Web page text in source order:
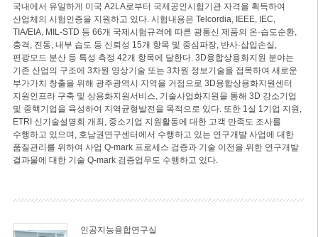
국내에서 유일하게 미국 A2LA로부터 국제공인시험기관 자격을 획득하여
산업체의 시험인증을 지원하고 있다. 시험내용은 Telcordia, IEEE, IEC,
TIA/EIA, MIL-STD 등 66개 국제시험규격에 따른 광통신 제품의 온·습도순환,
충격, 진동, 내부 습도 등 신뢰성 15개 항목 및 중심파장, 반사·삽입손실,
편광모드 분산 등 특성 측정 42개 항목에 달한다. 3D융합상용화지원 분야는
기존 산업의 구조에 3차원 영상기술 또는 3차원 정보기술을 접목하여 새로운
부가가치 창출을 위해 광주광역시 지역을 거점으로 3D융합상용화지원센터
지원인프라 구축 및 상용화지원서비스, 기술사업화지원을 통해 3D 강소기업
및 중핵기업을 육성하여 지역균형발전을 목적으로 있다. 또한 1실 1기업 지원,
ETRI 신기술설명회 개최, 중소기업 지원활동에 대한 고객 만족도 조사를
수행하고 있으며, 호남권연구센터에서 수행하고 있는 연구개발 사업에 대한
품질관리를 위하여 사업 Q-mark 프로세스 검증과 기술 이전을 위한 연구개발
결과물에 대한 기술 Q-mark 검증업무도 수행하고 있다.
인공지능융합연구실